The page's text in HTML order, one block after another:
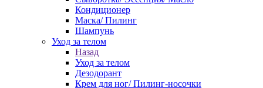
Кондиционер
Маска/ Пилинг
Шампунь
Уход за телом
Назад
Уход за телом
Дезодорант
Крем для ног/ Пилинг-носочки